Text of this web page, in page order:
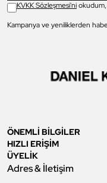
KVKK Sözleşmesi'ni
Kampanya ve yeniliklerden
ÖNEMLİ BİLGİLER
HIZLI ERİŞİM
ÜYELİK
Adres & İletişim